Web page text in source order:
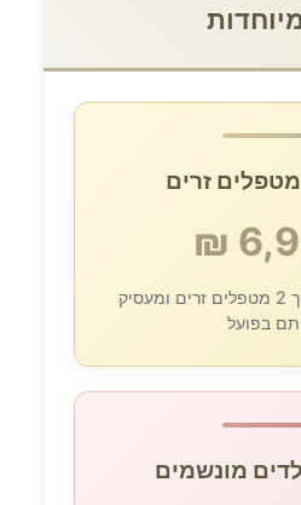
זרים
לילד שמצבו מצריך 2 מטפלים זרים ומעסיק
בפועל
מונשמים